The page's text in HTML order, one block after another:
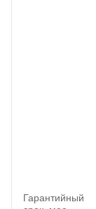
Гарантийный